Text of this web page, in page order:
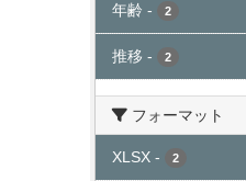
年齢 - 2
推移 - 2
フォーマット
XLSX - 2